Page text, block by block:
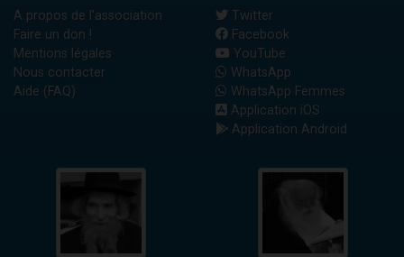
A propos de l'association
Faire un don !
Mentions légales
Nous contacter
Aide (FAQ)
Twitter
Facebook
YouTube
WhatsApp
WhatsApp Femmes
Application iOS
Application Android